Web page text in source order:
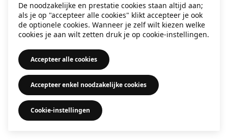
De noodzakelijke en prestatie cookies staan altijd aan;
als je op "accepteer alle cookies" klikt accepteer je ook
de optionele cookies. Wanneer je zelf wilt kiezen welke
cookies je aan wilt zetten druk je op cookie-instellingen.
Accepteer alle cookies
Accepteer enkel noodzakelijke cookies
Cookie-instellingen